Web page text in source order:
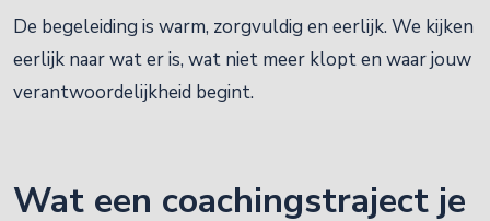
De begeleiding is warm, zorgvuldig en eerlijk. We kijken
eerlijk naar wat er is, wat niet meer klopt en waar jouw
verantwoordelijkheid begint.
Wat een coachingstraject je